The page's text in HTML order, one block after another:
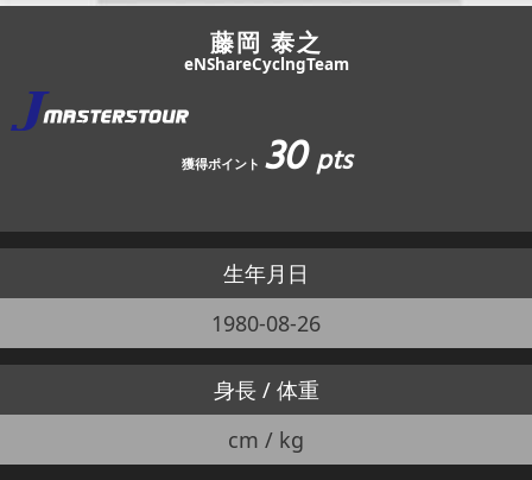
藤岡 泰之
eNShareCyclngTeam
獲得ポイント 30pts
生年月日
1980-08-26
身長 / 体重
cm / kg